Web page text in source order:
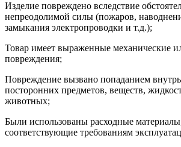
Изделие повреждено вследствие
непреодолимой силы (пожаров,
замыкания электропроводки и т.д.);
Товар имеет выраженные механические
повреждения;
Повреждение вызвано попаданием
посторонних предметов, веществ,
животных;
Были использованы расходные
соответствующие требованиям